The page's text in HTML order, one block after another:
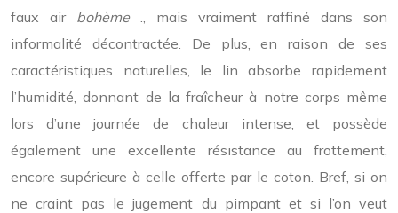
faux air bohème., mais vraiment raffiné dans son
informalité décontractée. De plus, en raison de ses
caractéristiques naturelles, le lin absorbe rapidement
l’humidité, donnant de la fraîcheur à notre corps même
lors d’une journée de chaleur intense, et possède
également une excellente résistance au frottement,
encore supérieure à celle offerte par le coton. Bref, si on
ne craint pas le jugement du pimpant et si l’on veut